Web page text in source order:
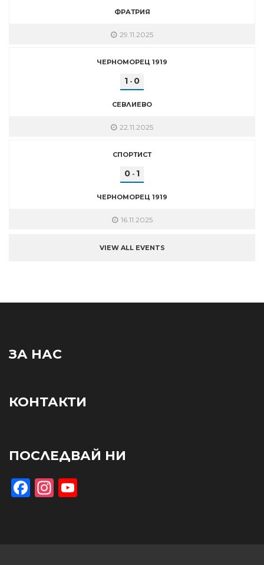
ФРАТРИЯ
29.11.2025
ЧЕРНОМОРЕЦ 1919
1 - 0
СЕВЛИЕВО
22.11.2025
СПОРТИСТ
0 - 1
ЧЕРНОМОРЕЦ 1919
16.11.2025
VIEW ALL EVENTS
ЗА НАС
КОНТАКТИ
ПОСЛЕДВАЙ НИ
Facebook
Instagram